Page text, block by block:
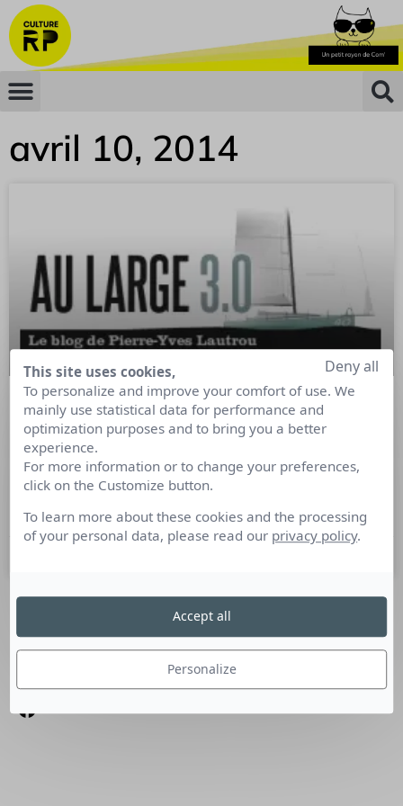
avril 10, 2014
Le Rhum, une épreuve mythique…
Culture RP a rencontré Pierre-Yves Lautrou, journaliste à
L’Express depuis 1999, côté pile… et coureur au large côté
SUIVEZ-NOUS
This site uses cookies,
To personalize and improve your comfort of use. We
mainly use statistical data for performance and
optimization purposes and to bring you a better
experience.
For more information or to change your preferences,
click on the Customize button.
To learn more about these cookies and the processing
of your personal data, please read our privacy policy.
Personalize
Deny all
Accept all